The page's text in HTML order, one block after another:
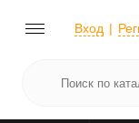
Вход